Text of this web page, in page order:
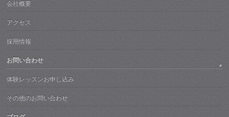
会社概要
アクセス
採用情報
お問い合わせ
体験レッスンお申し込み
その他のお問い合わせ